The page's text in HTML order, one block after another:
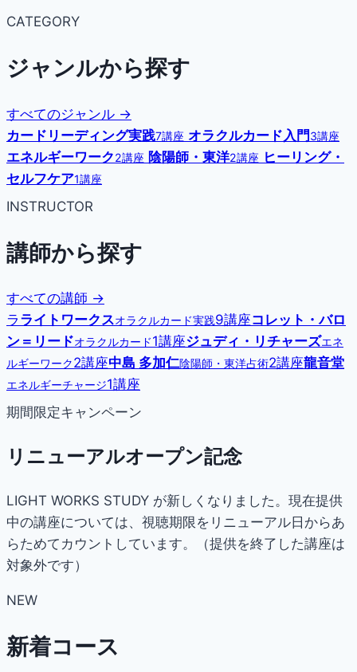
CATEGORY
ジャンルから探す
すべてのジャンル →
カードリーディング実践7講座 オラクルカード入門3講座
エネルギーワーク2講座 陰陽師・東洋2講座 ヒーリング・
セルフケア1講座
INSTRUCTOR
講師から探す
すべての講師 →
ラ ライトワークスオラクルカード実践9講座コレット・バロ
ン＝リードオラクルカード1講座ジュディ・リチャーズエネ
ルギーワーク2講座中島 多加仁陰陽師・東洋占術2講座龍音堂
エネルギーチャージ1講座
期間限定キャンペーン
リニューアルオープン記念
LIGHT WORKS STUDY が新しくなりました。現在提供
中の講座については、視聴期限をリニューアル日からあ
らためてカウントしています。（提供を終了した講座は
対象外です）
NEW
新着コース